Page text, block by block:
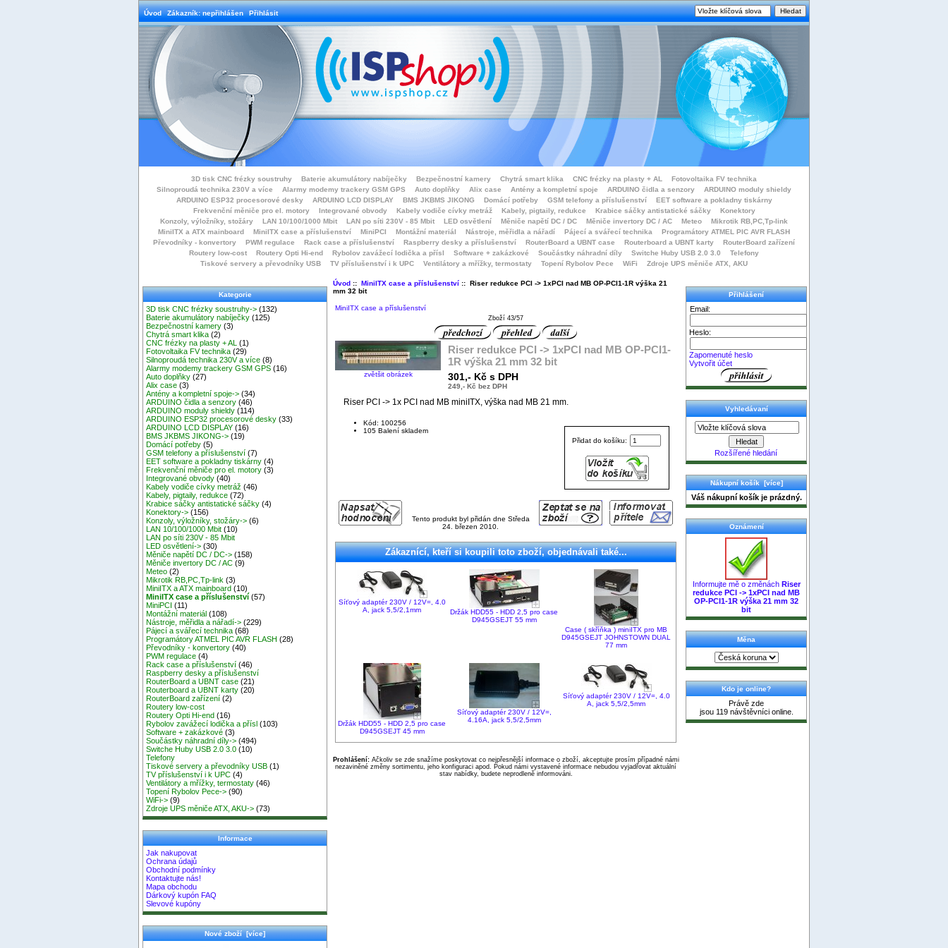
Úvod Zákazník: nepřihlášen Přihlásit
3D tisk CNC frézky soustruhy Baterie akumulátory nabíječky Bezpečnostní kamery Chytrá smart klika CNC frézky na plasty + AL
Fotovoltaika FV technika
Silnoproudá technika 230V a více
Alarmy modemy trackery GSM GPS Auto doplňky Alix case Antény a kompletní spoje ARDUINO čidla a senzory
ARDUINO moduly shieldy
ARDUINO ESP32 procesorové desky
ARDUINO LCD DISPLAY BMS JKBMS JIKONG Domácí potřeby GSM telefony a příslušenství
EET software a pokladny tiskárny
Frekvenční měniče pro el. motory
Integrované obvody Kabely vodiče cívky metráž Kabely, pigtaily, redukce Krabice sáčky antistatické sáčky
Konektory
Konzoly, výložníky, stožáry
LAN 10/100/1000 Mbit LAN po síti 230V - 85 Mbit LED osvětlení Měniče napětí DC / DC Měniče invertory DC / AC Meteo
Mikrotik RB,PC,Tp-link
MiniITX a ATX mainboard
MiniITX case a příslušenství MiniPCI Montážní materiál Nástroje, měřidla a nářadí Pájecí a svářecí technika
Programátory ATMEL PIC AVR FLASH
Převodníky - konvertory
PWM regulace Rack case a příslušenství Raspberry desky a příslušenství RouterBoard a UBNT case Routerboard a UBNT karty
RouterBoard zařízení
Routery low-cost
Routery Opti Hi-end Rybolov zavážecí lodička a přísl Software + zakázkové Součástky náhradní díly Switche Huby USB 2.0 3.0
Telefony
Tiskové servery a převodníky USB
TV příslušenství i k UPC Ventilátory a mřížky, termostaty Topení Rybolov Pece WiFi Zdroje UPS měniče ATX, AKU
Kategorie
3D tisk CNC frézky soustruhy-> (132)
Baterie akumulátory nabíječky (125)
Bezpečnostní kamery (3)
Chytrá smart klika (2)
CNC frézky na plasty + AL
(1)
Fotovoltaika FV technika (29)
Silnoproudá technika 230V a více (8)
Alarmy modemy trackery GSM GPS (16)
Auto doplňky (27)
Alix case (3)
Antény a kompletní spoje-> (34)
ARDUINO čidla a senzory (46)
ARDUINO moduly shieldy (114)
ARDUINO ESP32 procesorové desky (33)
ARDUINO LCD DISPLAY (16)
BMS JKBMS JIKONG-> (19)
Domácí potřeby (5)
GSM telefony a příslušenství (7)
EET software a pokladny tiskárny (4)
Frekvenční měniče pro el. motory (3)
Integrované obvody (40)
Kabely vodiče cívky metráž (46)
Kabely, pigtaily, redukce (72)
Krabice sáčky antistatické sáčky (4)
Konektory-> (156)
Konzoly, výložníky, stožáry-> (6)
LAN 10/100/1000 Mbit (10)
LAN po síti 230V - 85 Mbit
LED osvětlení-> (30)
Měniče napětí DC / DC-> (158)
Měniče invertory DC / AC (9)
Meteo (2)
Mikrotik RB,PC,Tp-link (3)
MiniITX a ATX mainboard (10)
MiniITX case a příslušenství (57)
MiniPCI (11)
Montážní materiál (108)
Nástroje, měřidla a nářadí-> (229)
Pájecí a svářecí technika (68)
Programátory ATMEL PIC AVR FLASH (28)
Převodníky - konvertory (40)
PWM regulace (4)
Rack case a příslušenství (46)
Raspberry desky a příslušenství
RouterBoard a UBNT case (21)
Routerboard a UBNT karty (20)
RouterBoard zařízení (2)
Routery low-cost
Routery Opti Hi-end (16)
Rybolov zavážecí lodička a přísl (103)
Software + zakázkové (3)
Součástky náhradní díly-> (494)
Switche Huby USB 2.0 3.0 (10)
Telefony
Tiskové servery a převodníky USB (1)
TV příslušenství i k UPC (4)
Ventilátory a mřížky, termostaty (46)
Topení Rybolov Pece-> (90)
WiFi-> (9)
Zdroje UPS měniče ATX, AKU-> (73)
Informace
Jak nakupovat
Ochrana údajů
Obchodní podmínky
Kontaktujte nás!
Mapa obchodu
Dárkový kupón FAQ
Slevové kupóny
Nové zboží [více]
Úvod:: MiniITX case a příslušenství:: Riser redukce PCI -> 1xPCI nad MB OP-PCI1-1R výška 21
mm 32 bit
MiniITX case a příslušenství
Zboží 43/57
zvětšit obrázek
Riser redukce PCI -> 1xPCI nad MB OP-PCI1-
1R výška 21 mm 32 bit
301,- Kč s DPH
249,- Kč bez DPH
Riser PCI -> 1x PCI nad MB miniITX, výška nad MB 21 mm.
Přidat do košíku:
Kód: 100256
105 Balení skladem
Tento produkt byl přidán dne Středa
24. březen 2010.
Zákaznící, kteří si koupili toto zboží, objednávali také...
Síťový adaptér 230V / 12V=, 4.0
A, jack 5,5/2,1mm
Držák HDD55 - HDD 2,5 pro case
D945GSEJT 55 mm
Case ( skříňka ) miniITX pro MB
D945GSEJT JOHNSTOWN DUAL
77 mm
Držák HDD55 - HDD 2,5 pro case
D945GSEJT 45 mm
Síťový adaptér 230V / 12V=,
4.16A, jack 5,5/2,5mm
Síťový adaptér 230V / 12V=, 4.0
A, jack 5,5/2,5mm
Prohlášení:Ačkoliv se zde snažíme poskytovat co nejpřesnější informace o zboží, akceptujte prosím případné námi
nezaviněné změny sortimentu, jeho konfiguraci apod. Pokud námi vystavené informace nebudou vyjadřovat aktuální
stav nabídky, budete neprodleně informováni.
Přihlášení
Email:
Heslo:
Zapomenuté heslo
Vytvořit účet
Vyhledávaní
Rozšířené hledání
Nákupní košík [více]
Váš nákupní košík je prázdný.
Oznámení
Informujte mě o změnách Riser
redukce PCI -> 1xPCI nad MB
OP-PCI1-1R výška 21 mm 32
bit
Měna
Kdo je online?
Právě zde
jsou 119 návštěvníci online.